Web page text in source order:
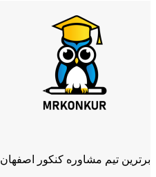
برترین تیم مشاوره کنکور اصفهان